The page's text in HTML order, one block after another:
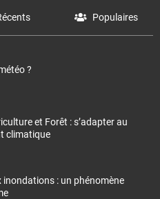
Populaires
?
et Forêt : s’adapter au
climatique
inondations : un phénomène